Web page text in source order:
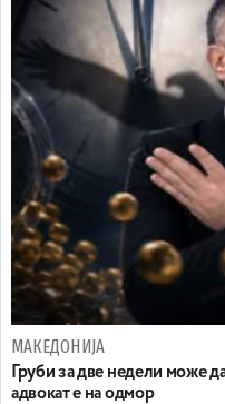
МАКЕДОНИЈА
Груби за две недели може
адвокат е на одмор